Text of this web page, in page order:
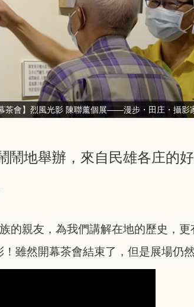
幕茶會】烈風光影 陳聯薰個展——漫步・田庄・攝影
鬧地舉辦，來自民雄各庄的
的親友，為我們講解在地的歷史，
雖然開幕茶會結束了，但是展場仍